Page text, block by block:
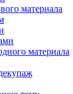
материала
материала